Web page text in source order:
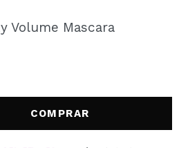
pode fazer as suas
o estado das suas
suas operações anteriores.
CONTA
Volume Mascara
COMPRAR